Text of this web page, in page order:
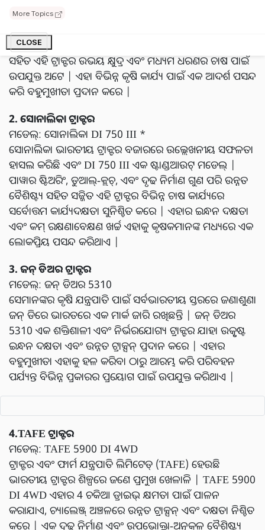
More Topics
CLOSE
ଉଚ୍ଚରେ ଛିଡା ହୋଇଛି ଏବଂ ମହିନ୍ଦ୍ରା 575 DI XP ପ୍ଲସ୍ ଉତ୍କର୍ଷତା
ପ୍ରତି ସେମାନଙ୍କର ପ୍ରତିବଦ୍ଧତାର ପ୍ରମାଣ ଅଟେ | ଏକ ଶକ୍ତିଶାଳୀ
ଇଞ୍ଜିନ୍, ଦକ୍ଷ ଇନ୍ଧନ ବ୍ୟବହାର ଏବଂ ଏର୍ଗୋନୋମିକ୍ ଡିଜାଇନ୍
ସହିତ ଏହି ଟ୍ରାକ୍ଟର ଉଭୟ କ୍ଷୁଦ୍ର ଏବଂ ମଧ୍ୟମ ଧରଣର ଚାଷ ପାଇଁ
ଉପଯୁକ୍ତ ଅଟେ | ଏହା ବିଭିନ୍ନ କୃଷି କାର୍ଯ୍ୟ ପାଇଁ ଏକ ଆଦର୍ଶ ପସନ୍ଦ
କରି ବହୁମୁଖୀତା ପ୍ରଦାନ କରେ |
2. ସୋନାଲିକା ଟ୍ରାକ୍ଟର
ମଡେଲ୍: ସୋନାଲିକା DI 750 III *
ସୋନାଲିକା ଭାରତୀୟ ଟ୍ରାକ୍ଟର ବଜାରରେ ଉଲ୍ଲେଖନୀୟ ସଫଳତା
ହାସଲ କରିଛି ଏବଂ DI 750 III ଏକ ଷ୍ଟାଣ୍ଡଆଉଟ୍ ମଡେଲ୍ |
ପାୱାର ଷ୍ଟିଅରିଂ, ଡୁଆଲ୍-କ୍ଲଚ୍, ଏବଂ ଦୃଢ ନିର୍ମାଣ ଗୁଣ ପରି ଉନ୍ନତ
ବୈଶିଷ୍ଟ୍ୟ ସହିତ ସଜ୍ଜିତ ଏହି ଟ୍ରାକ୍ଟର ବିଭିନ୍ନ ଚାଷ କାର୍ଯ୍ୟରେ
ସର୍ବୋତ୍ତମ କାର୍ଯ୍ୟଦକ୍ଷତା ସୁନିଶ୍ଚିତ କରେ | ଏହାର ଇନ୍ଧନ ଦକ୍ଷତା
ଏବଂ କମ୍ ରକ୍ଷଣାବେକ୍ଷଣ ଖର୍ଚ୍ଚ ଏହାକୁ କୃଷକମାନଙ୍କ ମଧ୍ୟରେ ଏକ
ଲୋକପ୍ରିୟ ପସନ୍ଦ କରିଥାଏ |
3. ଜନ୍ ଡିଅର ଟ୍ରାକ୍ଟର
ମଡେଲ୍: ଜନ୍ ଡିଅର 5310
ସେମାନଙ୍କର କୃଷି ଯନ୍ତ୍ରପାତି ପାଇଁ ସର୍ବଭାରତୀୟ ସ୍ତରରେ ଜଣାଶୁଣା
ଜନ୍ ଡିରେ ଭାରତରେ ଏକ ମାର୍କ ଜାରି ରଖିଛନ୍ତି | ଜନ୍ ଡିଅର
5310 ଏକ ଶକ୍ତିଶାଳୀ ଏବଂ ନିର୍ଭରଯୋଗ୍ୟ ଟ୍ରାକ୍ଟର ଯାହା ଉତ୍କୃଷ୍ଟ
ଇନ୍ଧନ ଦକ୍ଷତା ଏବଂ ଉନ୍ନତ ଟ୍ରାକ୍ସନ୍ ପ୍ରଦାନ କରେ | ଏହାର
ବହୁମୁଖୀତା ଏହାକୁ ହଳ କରିବା ଠାରୁ ଆରମ୍ଭ କରି ପରିବହନ
ପର୍ଯ୍ୟନ୍ତ ବିଭିନ୍ନ ପ୍ରକାରର ପ୍ରୟୋଗ ପାଇଁ ଉପଯୁକ୍ତ କରିଥାଏ |
4.TAFE ଟ୍ରାକ୍ଟର
ମଡେଲ୍: TAFE 5900 DI 4WD
ଟ୍ରାକ୍ଟର ଏବଂ ଫାର୍ମ ଯନ୍ତ୍ରପାତି ଲିମିଟେଡ୍ (TAFE) ହେଉଛି
ଭାରତୀୟ ଟ୍ରାକ୍ଟର ଶିଳ୍ପରେ ଜଣେ ପ୍ରମୁଖ ଖେଳାଳି | TAFE 5900
DI 4WD ଏହାର 4 ଚକିଆ ଡ୍ରାଇଭ୍ କ୍ଷମତା ପାଇଁ ପାଳନ
କରାଯାଏ, ଚ୍ୟାଲେଞ୍ଜ୍ ଅଞ୍ଚଳରେ ଉନ୍ନତ ଟ୍ରାକ୍ସନ୍ ଏବଂ ଦକ୍ଷତା ନିଶ୍ଚିତ
କରେ | ଏକ ଦୃଢ଼ ନିର୍ମାଣ ଏବଂ ଉପଭୋକ୍ତା-ଅନୁକୂଳ ବୈଶିଷ୍ଟ୍ୟ